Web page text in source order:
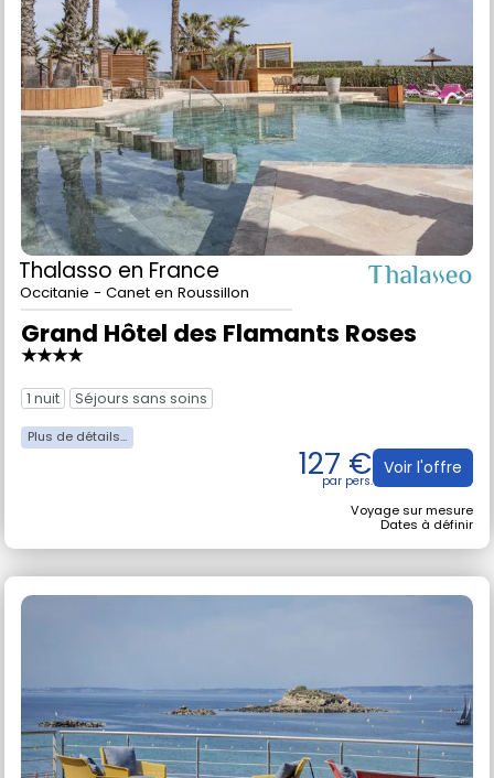
Thalassoen France
Occitanie - Canet en Roussillon
Grand Hôtel des Flamants Roses
★★★★
1 nuit Séjours sans soins
127 € Voir l'offre
Dates à définir